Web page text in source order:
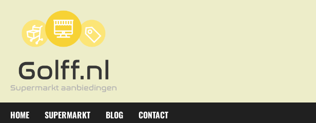
inhoud
HOME SUPERMARKT BLOG CONTACT